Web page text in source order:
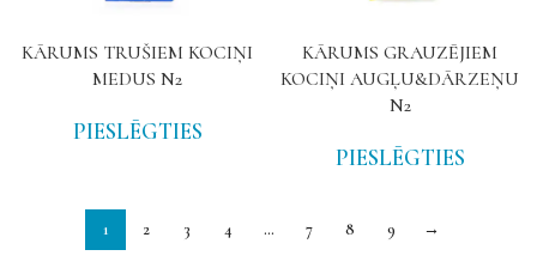
KĀRUMS TRUŠIEM KOCIŅI
MEDUS N2
PIESLĒGTIES
KĀRUMS GRAUZĒJIEM
KOCIŅI AUGĻU&DĀRZEŅU
N2
PIESLĒGTIES
1 2 3 4 … 7 8 9 →